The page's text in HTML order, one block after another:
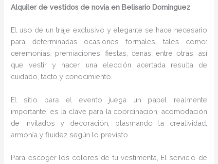
Alquiler de vestidos de novia en Belisario Dominguez
El uso de un traje exclusivo y elegante se hace necesario
para determinadas ocasiones formales, tales como:
ceremonias, premiaciones, fiestas, cenas, entre otras, así
que vestir y hacer una elección acertada resulta de
cuidado, tacto y conocimiento.
El sitio para el evento juega un papel realmente
importante, es la clave para la coordinación, acomodación
de invitados y decoración, plasmando la creatividad,
armonía y fluidez según lo previsto.
Para escoger los colores de tu vestimenta, El servicio de